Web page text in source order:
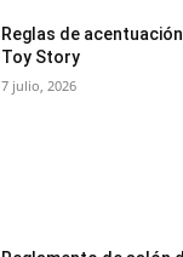
Reglas de
Toy Story
7 julio, 2026